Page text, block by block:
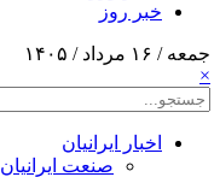
خبر روز
جمعه / ۱۶ مرداد / ۱۴۰۵
×
اخبار ایرانیان
صنعت ایرانیان